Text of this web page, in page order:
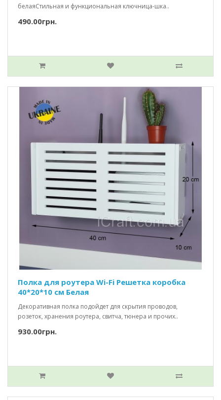
белаяСтильная и функциональная ключница-шка..
490.00грн.
Полка для роутера Wi-Fi Решетка коробка
40*20*10 см Белая
Декоративная полка подойдет для скрытия проводов,
розеток, хранения роутера, свитча, тюнера и прочих..
930.00грн.